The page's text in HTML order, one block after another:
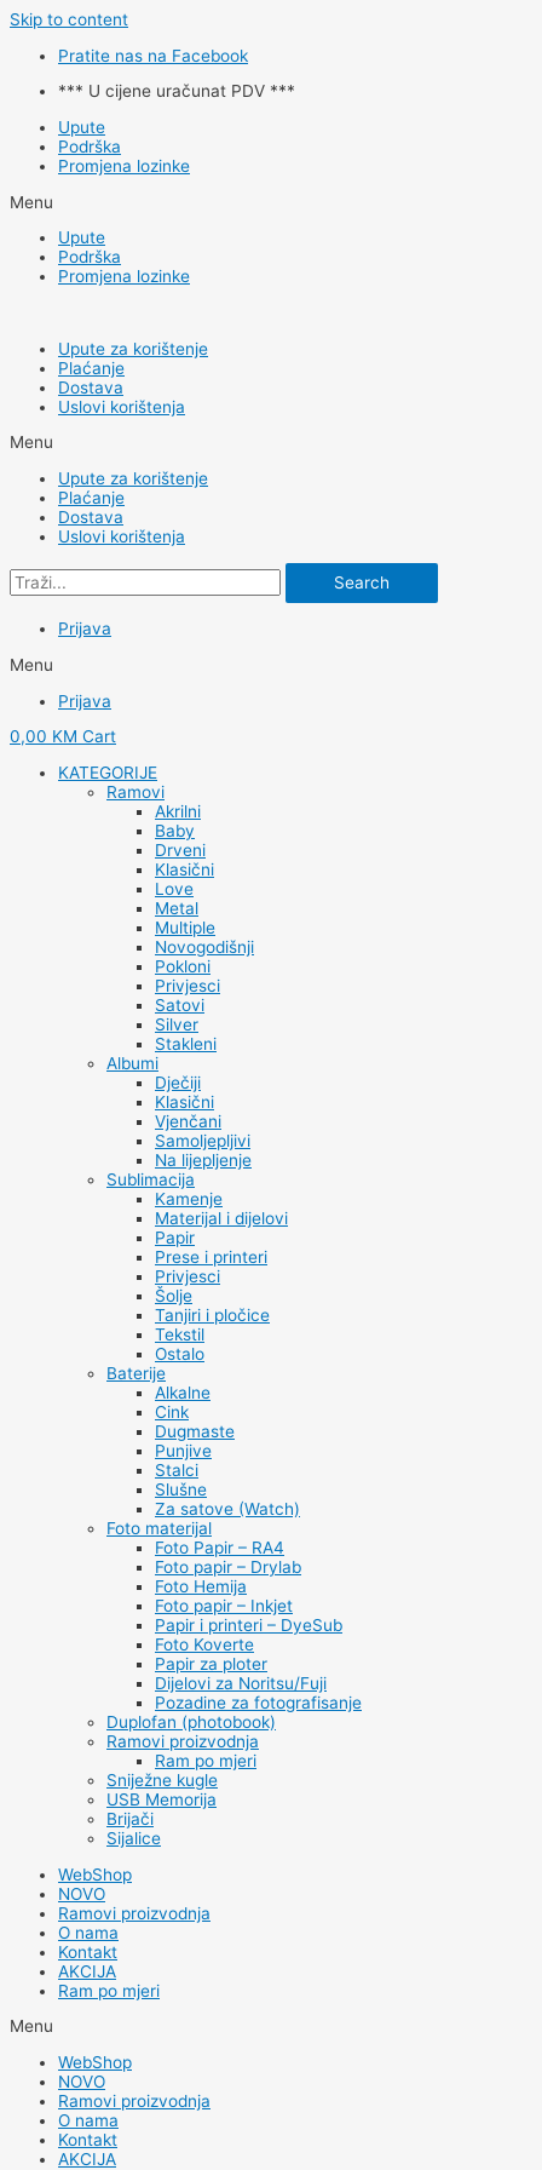
Skip to content
Pratite nas na Facebook
*** U cijene uračunat PDV ***
Upute
Podrška
Promjena lozinke
Menu
Upute
Podrška
Promjena lozinke
Upute za korištenje
Plaćanje
Dostava
Uslovi korištenja
Menu
Upute za korištenje
Plaćanje
Dostava
Uslovi korištenja
Search
Prijava
Menu
Prijava
0,00 KM Cart
KATEGORIJE
Ramovi
Akrilni
Baby
Drveni
Klasični
Love
Metal
Multiple
Novogodišnji
Pokloni
Privjesci
Satovi
Silver
Stakleni
Albumi
Dječiji
Klasični
Vjenčani
Samoljepljivi
Na lijepljenje
Sublimacija
Kamenje
Materijal i dijelovi
Papir
Prese i printeri
Privjesci
Šolje
Tanjiri i pločice
Tekstil
Ostalo
Baterije
Alkalne
Cink
Dugmaste
Punjive
Stalci
Slušne
Za satove (Watch)
Foto materijal
Foto Papir – RA4
Foto papir – Drylab
Foto Hemija
Foto papir – Inkjet
Papir i printeri – DyeSub
Foto Koverte
Papir za ploter
Dijelovi za Noritsu/Fuji
Pozadine za fotografisanje
Duplofan (photobook)
Ramovi proizvodnja
Ram po mjeri
Sniježne kugle
USB Memorija
Brijači
Sijalice
WebShop
NOVO
Ramovi proizvodnja
O nama
Kontakt
AKCIJA
Ram po mjeri
Menu
WebShop
NOVO
Ramovi proizvodnja
O nama
Kontakt
AKCIJA